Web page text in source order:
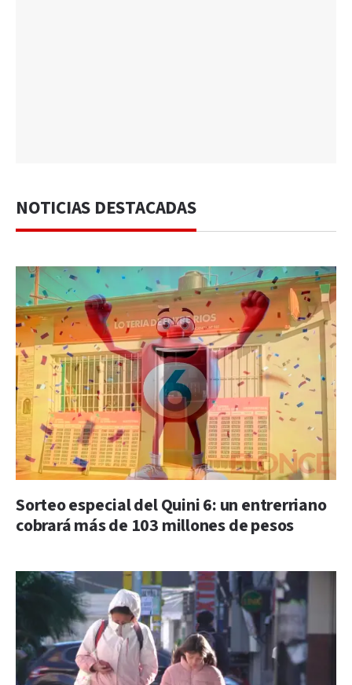
NOTICIAS DESTACADAS
Sorteo especial del Quini 6: un entrerriano
cobrará más de 103 millones de pesos